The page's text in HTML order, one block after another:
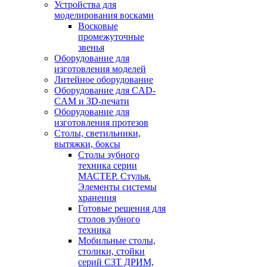
Устройства для
моделирования восками
Восковые
промежуточные
звенья
Оборудование для
изготовления моделей
Литейное оборудование
Оборудование для CAD-
CAM и 3D-печати
Оборудование для
изготовления протезов
Cтолы, светильники,
вытяжки, боксы
Столы зубного
техника серии
МАСТЕР. Стулья.
Элементы системы
хранения
Готовые решения для
столов зубного
техника
Мобильные столы,
столики, стойки
серий СЗТ ДРИМ,